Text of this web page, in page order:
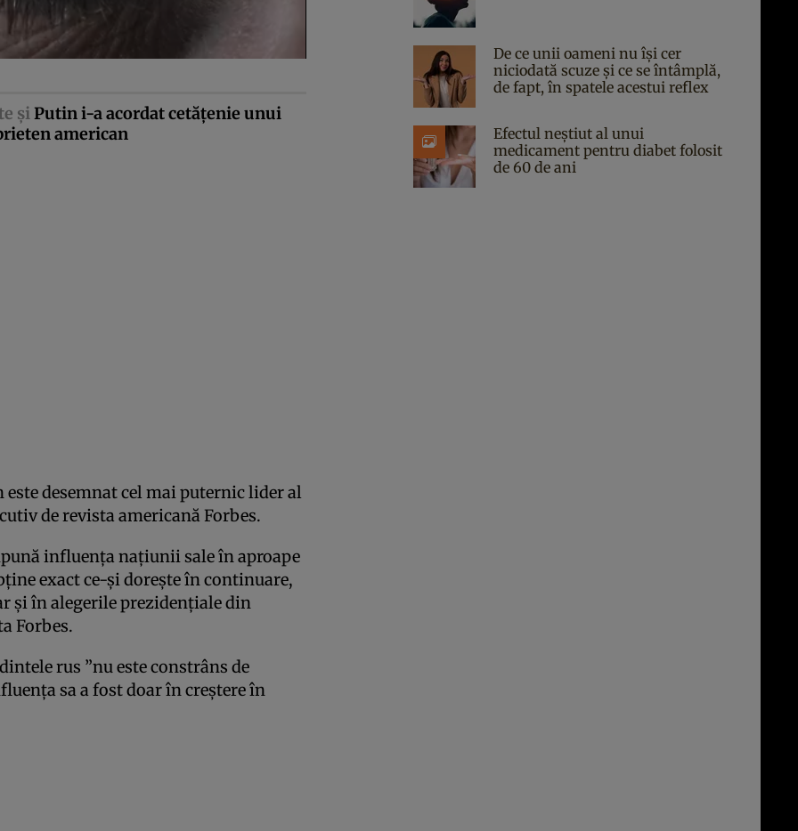
şiPutin i-a acordat cetăţenie unui
american
desemnat cel mai puternic lider al
de revista americană Forbes.
influenţa naţiunii sale în aproape
exact ce-şi doreşte în continuare,
şi în alegerile prezidenţiale din
Forbes.
rus ”nu este constrâns de
sa a fost doar în creştere în
De ce unii oameni nu își cer
niciodată scuze și ce se întâmplă,
de fapt, în spatele acestui reflex
Efectul neștiut al unui
medicament pentru diabet folosit
de 60 de ani